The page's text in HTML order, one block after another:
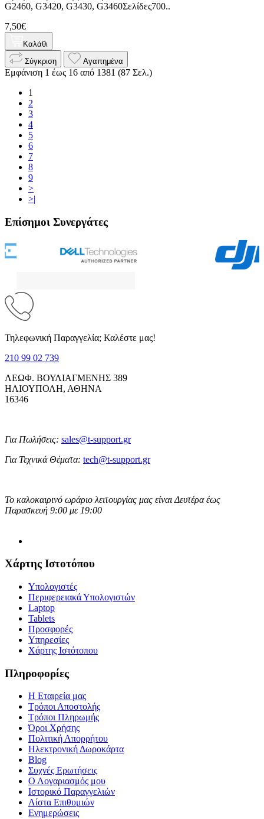
G2460, G3420, G3430, G3460Σελίδες700..
7,50€
Καλάθι
Σύγκριση
Αγαπημένα
Εμφάνιση 1 έως 16 από 1381 (87 Σελ.)
1
2
3
4
5
6
7
8
9
>
>|
Επίσημοι Συνεργάτες
Τηλεφωνική Παραγγελία; Καλέστε μας!
210 99 02 739
ΛΕΩΦ. ΒΟΥΛΙΑΓΜΕΝΗΣ 389
ΗΛΙΟΥΠΟΛΗ, ΑΘΗΝΑ
16346
Για Πωλήσεις: sales@t-support.gr
Για Τεχνικά Θέματα: tech@t-support.gr
Το καλοκαιρινό ωράριο λειτουργίας μας είναι Δευτέρα έως
Παρασκευή 9:00 με 19:00
Χάρτης Ιστοτόπου
Υπολογιστές
Περιφερειακά Υπολογιστών
Laptop
Tablets
Προσφορές
Υπηρεσίες
Χάρτης Ιστότοπου
Πληροφορίες
Η Εταιρεία μας
Τρόποι Αποστολής
Τρόποι Πληρωμής
Όροι Χρήσης
Πολιτική Απορρήτου
Ηλεκτρονική Δωροκάρτα
Blog
Συχνές Ερωτήσεις
Ο Λογαριασμός μου
Ιστορικό Παραγγελιών
Λίστα Επιθυμιών
Ενημερώσεις